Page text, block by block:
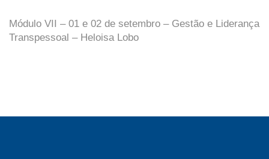
Módulo VII – 01 e 02 de setembro – Gestão e Liderança
Transpessoal – Heloisa Lobo